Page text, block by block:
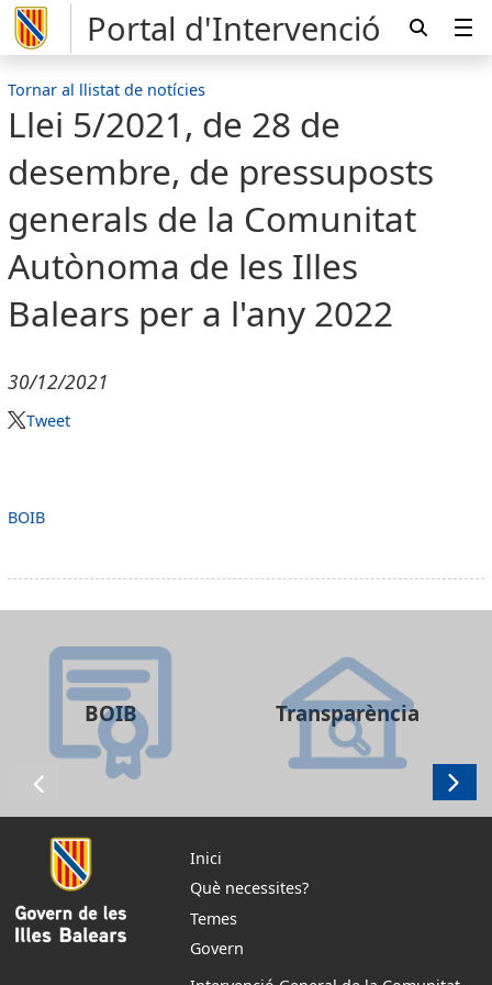
Portal d'Intervenció
Tornar al llistat de notícies
Llei 5/2021, de 28 de
desembre, de pressuposts
generals de la Comunitat
Autònoma de les Illes
Balears per a l'any 2022
30/12/2021
Tweet
BOIB
BOIB Transparència
Inici
Què necessites?
Temes
Govern